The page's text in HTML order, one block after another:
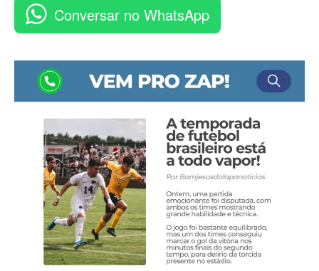
Conversar no WhatsApp